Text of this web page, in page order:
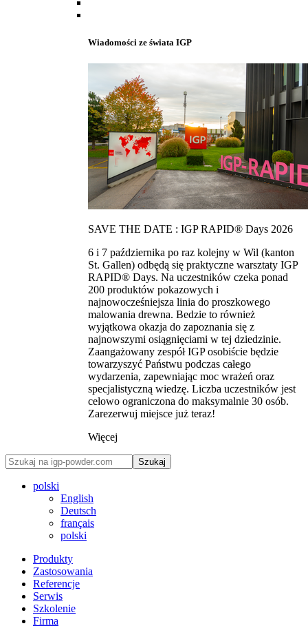
Wiadomości ze świata IGP
SAVE THE DATE : IGP RAPID® Days 2026
6 i 7 października po raz kolejny w Wil (kanton
St. Gallen) odbędą się praktyczne warsztaty IGP
RAPID® Days. Na uczestników czeka ponad
200 produktów pokazowych i
najnowocześniejsza linia do proszkowego
malowania drewna. Bedzie to również
wyjątkowa okazja do zapoznania się z
najnowszymi osiągnięciami w tej dziedzinie.
Zaangażowany zespół IGP osobiście będzie
towarzyszyć Państwu podczas całego
wydarzenia, zapewniając moc wrażeń oraz
specjalistyczną wiedzę. Liczba uczestników jest
celowo ograniczona do maksymalnie 30 osób.
Zarezerwuj miejsce już teraz!
Więcej
Szukaj
polski
English
Deutsch
français
polski
Produkty
Zastosowania
Referencje
Serwis
Szkolenie
Firma